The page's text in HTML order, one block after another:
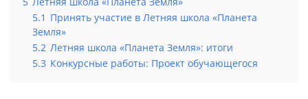
5.1 Принять участие в Летняя школа «Планета
Земля»
5.2 Летняя школа «Планета Земля»: итоги
5.3 Конкурсные работы: Проект обучающегося